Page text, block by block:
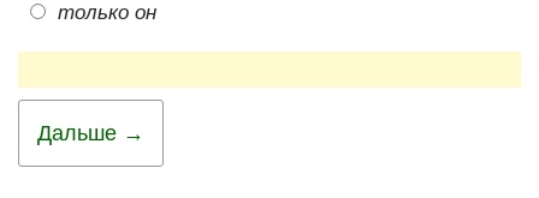
только он
Дальше →